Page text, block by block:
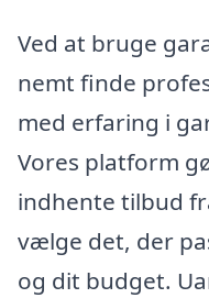
Ved at bruge
nemt finde
med erfaring i
Vores platform
indhente tilbud
vælge det, der
og dit budget.